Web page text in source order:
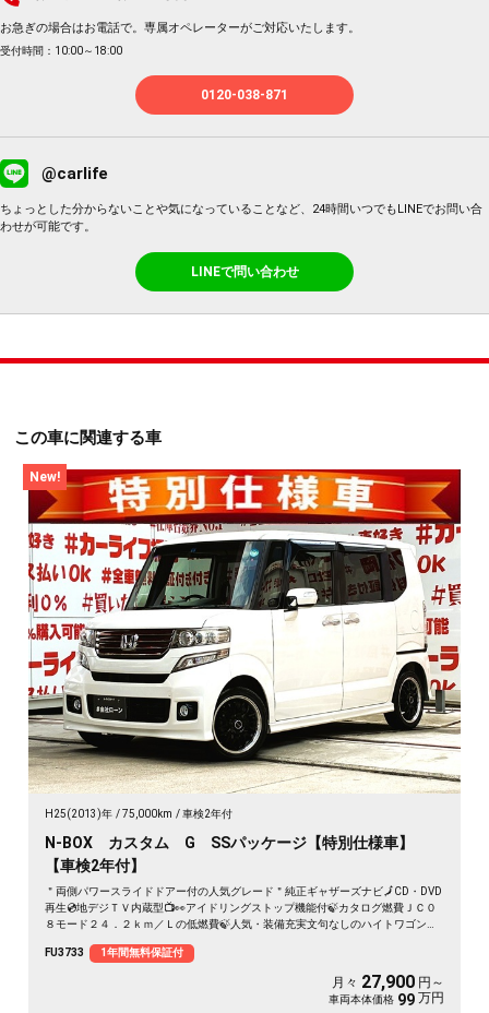
お急ぎの場合はお電話で。専属オペレーターがご対応いたします。
受付時間：10:00～18:00
0120-038-871
@carlife
ちょっとした分からないことや気になっていることなど、24時間いつでもLINEでお問い合
わせが可能です。
LINEで問い合わせ
この車に関連する車
New!
H25(2013)年 75,000km 車検2年付
N-BOX カスタム G SSパッケージ【特別仕様車】
【車検2年付】
＂両側パワースライドドアー付の人気グレード＂純正ギャザーズナビ🗾CD・DVD
再生💿地デジＴＶ内蔵型📺👀アイドリングストップ機能付🍃カタログ燃費ＪＣ０
８モード２４．２ｋｍ／Ｌの低燃費🍃人気・装備充実文句なしのハイトワゴン🚗
FU3733
1年間無料保証付
月々 27,900 円～
車両本体価格 99 万円